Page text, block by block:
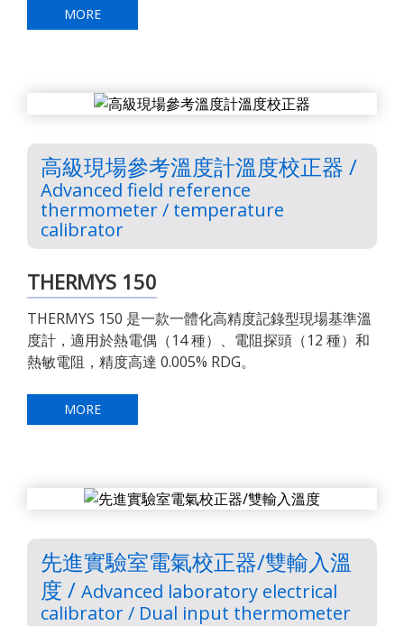
MORE
高級現場參考溫度計溫度校正器 /
Advanced field reference
thermometer / temperature
calibrator
THERMYS 150
THERMYS 150 是一款一體化高精度記錄型現場基準溫
度計，適用於熱電偶（14 種）、電阻探頭（12 種）和
熱敏電阻，精度高達 0.005% RDG。
MORE
先進實驗室電氣校正器/雙輸入溫
度 / Advanced laboratory electrical
calibrator / Dual input thermometer